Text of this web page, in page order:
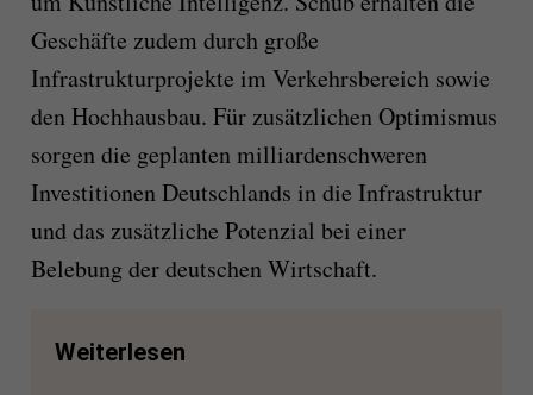
Geschäfte zudem durch große
Infrastrukturprojekte im Verkehrsbereich sowie
den Hochhausbau. Für zusätzlichen Optimismus
sorgen die geplanten milliardenschweren
Investitionen Deutschlands in die Infrastruktur
und das zusätzliche Potenzial bei einer
Belebung der deutschen Wirtschaft.
Weiterlesen